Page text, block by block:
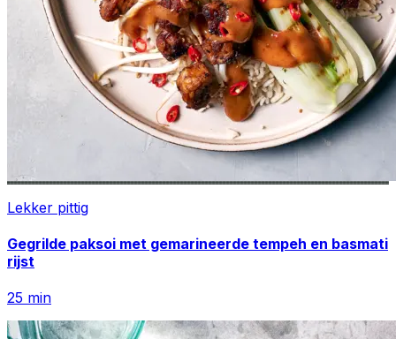
Lekker pittig
Gegrilde paksoi met gemarineerde tempeh en basmati
rijst
25 min